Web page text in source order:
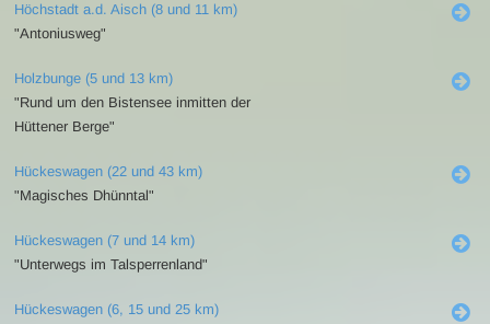
Höchstadt a.d. Aisch (8 und 11 km)
"Antoniusweg"
Holzbunge (5 und 13 km)
"Rund um den Bistensee inmitten der
Hüttener Berge"
Hückeswagen (22 und 43 km)
"Magisches Dhünntal"
Hückeswagen (7 und 14 km)
"Unterwegs im Talsperrenland"
Hückeswagen (6, 15 und 25 km)